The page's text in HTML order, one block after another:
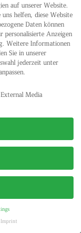
RIGHTS RESERVED
auf unserer Website.
helfen, diese Website
Daten können
Anzeigen
Weitere Informationen
Sie in unserer
jederzeit unter
External Media
Imprint